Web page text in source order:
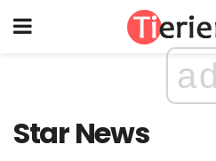
ad
Star News